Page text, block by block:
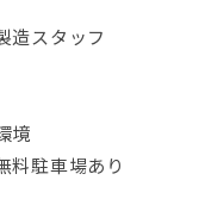
造スタッフ
境
料駐車場あり